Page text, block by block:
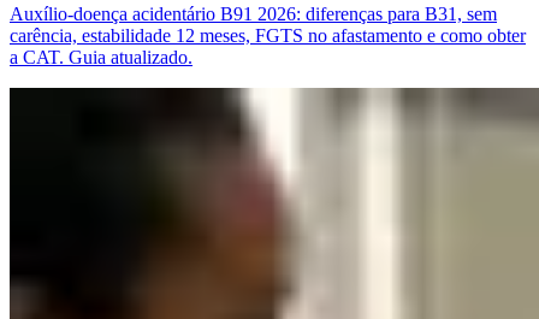
Auxílio-doença acidentário B91 2026: diferenças para B31, sem
carência, estabilidade 12 meses, FGTS no afastamento e como obter
a CAT. Guia atualizado.